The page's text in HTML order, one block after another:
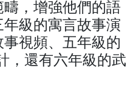
，增強他們的語
級的寓言故事演
視頻、五年級的
，還有六年級的武